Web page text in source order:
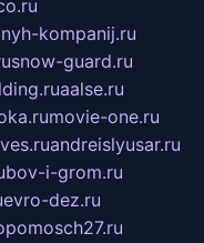
kompanij.ru
snow-guard.ru
aalse.ru
movie-one.ru
andreislyusar.ru
i-grom.ru
evro-dez.ru